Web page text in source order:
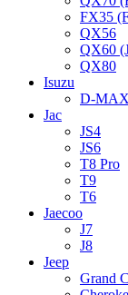
FX35
QX56
QX60
QX80
Isuzu
D-MAX
Jac
JS4
JS6
T8 Pro
T9
T6
Jaecoo
J7
J8
Jeep
Grand